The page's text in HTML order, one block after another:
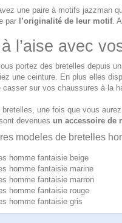
une paire à motifs jazzman
par l’originalité de leur motif.
l’aise avec
portez des bretelles depuis
une ceinture. En plus elles
casser sur vos chaussures à la
une fois que vous
devenues un accessoire de
modeles de bretelles
homme fantaisie beige
homme fantaisie marine
homme fantaisie marron
homme fantaisie rouge
homme fantaisie gris